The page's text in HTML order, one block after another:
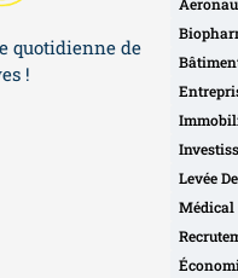
quotidienne de
!
Levée
Médical